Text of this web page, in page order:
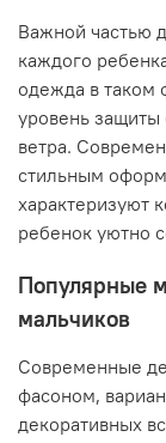
Важной частью
каждого
одежда в таком
уровень защиты
ветра.
стильным
характеризуют
ребенок уютно
Популярные
мальчиков
Современные
фасоном,
декоративных